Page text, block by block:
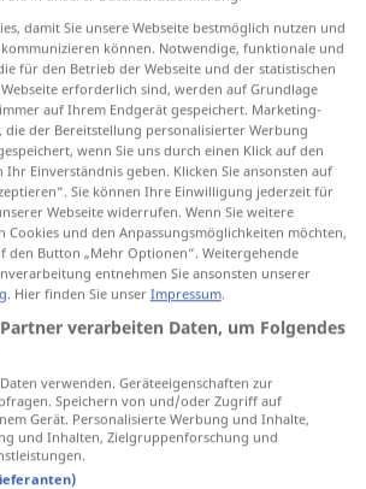
Übersetzung anklicken/antippen)
[mofassal]
für "ausführlich"
damit Sie unsere Webseite bestmöglich nutzen und
können. Notwendige, funktionale und
für den Betrieb der Webseite und der statistischen
erforderlich sind, werden auf Grundlage
auf Ihrem Endgerät gespeichert. Marketing-
die der Bereitstellung personalisierter Werbung
wenn Sie uns durch einen Klick auf den
Ihr Einverständnis geben. Klicken Sie ansonsten auf
Sie können Ihre Einwilligung jederzeit für
Webseite widerrufen. Wenn Sie weitere
und den Anpassungsmöglichkeiten möchten,
den Button „Mehr Optionen“. Weitergehende
entnehmen Sie ansonsten unserer
. Hier finden Sie unser Impressum.
verarbeiten Daten, um Folgendes
verwenden. Geräteeigenschaften zur
Speichern von und/oder Zugriff auf
Gerät. Personalisierte Werbung und Inhalte,
und Inhalten, Zielgruppenforschung und